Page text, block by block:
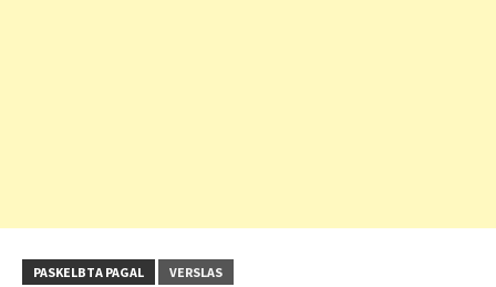
PASKELBTA PAGAL VERSLAS